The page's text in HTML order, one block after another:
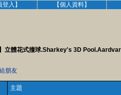
登入】 【個人資料】
立體花式撞球.Sharkey's 3D
朋友
主題